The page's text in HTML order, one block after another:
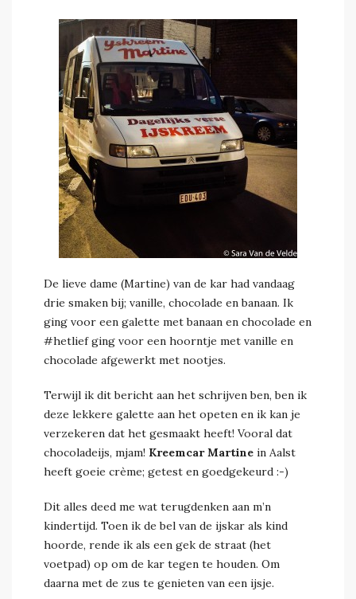
De lieve dame (Martine) van de kar had vandaag
drie smaken bij; vanille, chocolade en banaan. Ik
ging voor een galette met banaan en chocolade en
#hetlief ging voor een hoorntje met vanille en
chocolade afgewerkt met nootjes.
Terwijl ik dit bericht aan het schrijven ben, ben ik
deze lekkere galette aan het opeten en ik kan je
verzekeren dat het gesmaakt heeft! Vooral dat
chocoladeijs, mjam! Kreemcar Martine in Aalst
heeft goeie crème; getest en goedgekeurd :-)
Dit alles deed me wat terugdenken aan m’n
kindertijd. Toen ik de bel van de ijskar als kind
hoorde, rende ik als een gek de straat (het
voetpad) op om de kar tegen te houden. Om
daarna met de zus te genieten van een ijsje.